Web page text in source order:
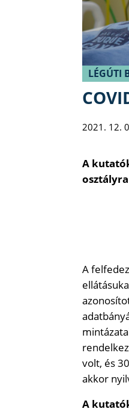
LÉGÚTI
2021. 12.
A
A
volt, és
akkor
A